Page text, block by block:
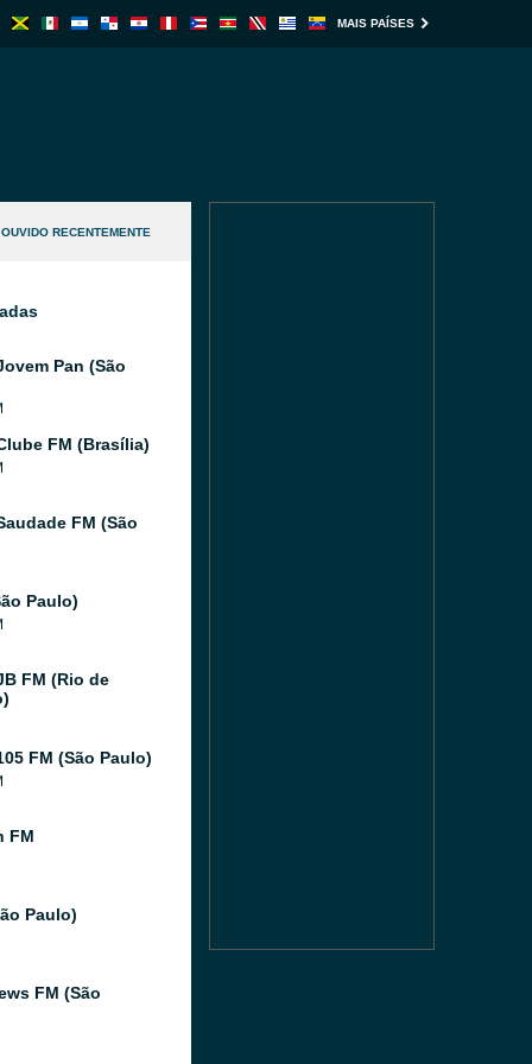
MAIS PAÍSES
OUVIDO RECENTEMENTE
Pan (São
FM (Brasília)
FM (São
Paulo)
FM (Rio de
FM (São Paulo)
FM
Paulo)
FM (São